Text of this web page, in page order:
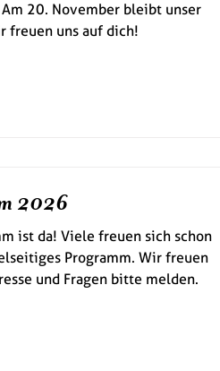
20. November bleibt unser
freuen uns auf dich!
2026
ist da! Viele freuen sich schon
Programm. Wir freuen
und Fragen bitte melden.